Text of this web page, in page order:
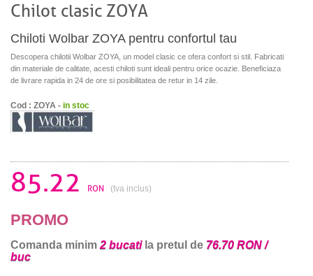
Chilot clasic ZOYA
Chiloti Wolbar ZOYA pentru confortul tau
Descopera chilotii Wolbar ZOYA, un model clasic ce ofera confort si stil. Fabricati
din materiale de calitate, acesti chiloti sunt ideali pentru orice ocazie. Beneficiaza
de livrare rapida in 24 de ore si posibilitatea de retur in 14 zile.
Cod : ZOYA - in stoc
85.22 RON (tva inclus)
PROMO
Comanda minim 2 bucatila pretul de 76.70 RON /
buc